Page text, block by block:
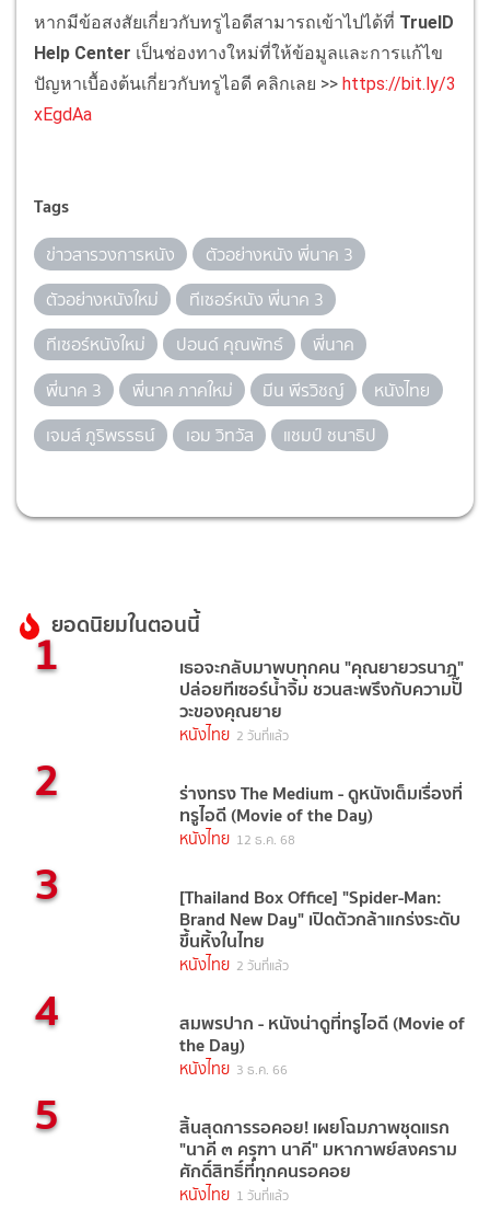
หากมีข้อสงสัยเกี่ยวกับทรูไอดีสามารถเข้าไปได้ที่ TrueID
Help Center เป็นช่องทางใหม่ที่ให้ข้อมูลและการแก้ไข
ปัญหาเบื้องต้นเกี่ยวกับทรูไอดี คลิกเลย >> https://bit.ly/3
xEgdAa
Tags
ข่าวสารวงการหนัง
ตัวอย่างหนัง พี่นาค 3
ตัวอย่างหนังใหม่
ทีเซอร์หนัง พี่นาค 3
ทีเซอร์หนังใหม่
ปอนด์ คุณพัทธ์
พี่นาค
พี่นาค 3
พี่นาค ภาคใหม่ มีน พีรวิชญ์
หนังไทย
เจมส์ ภูริพรรธน์
เอม วิทวัส แชมป์ ชนาธิป
ยอดนิยมในตอนนี้
1 เธอจะกลับมาพบทุกคน "คุณยายวรนาฏ"
ปล่อยทีเซอร์น้ำจิ้ม ชวนสะพรึงกับความปั๊
วะของคุณยาย
หนังไทย 2 วันที่แล้ว
2 ร่างทรง The Medium - ดูหนังเต็มเรื่องที่
ทรูไอดี (Movie of the Day)
หนังไทย 12 ธ.ค. 68
3 [Thailand Box Office] "Spider-Man:
Brand New Day" เปิดตัวกล้าแกร่งระดับ
ขึ้นหิ้งในไทย
หนังไทย 2 วันที่แล้ว
4 สมพรปาก - หนังน่าดูที่ทรูไอดี (Movie of
the Day)
หนังไทย 3 ธ.ค. 66
5 สิ้นสุดการรอคอย! เผยโฉมภาพชุดแรก
"นาคี ๓ ครุฑา นาคี" มหากาพย์สงคราม
ศักดิ์สิทธิ์ที่ทุกคนรอคอย
หนังไทย 1 วันที่แล้ว